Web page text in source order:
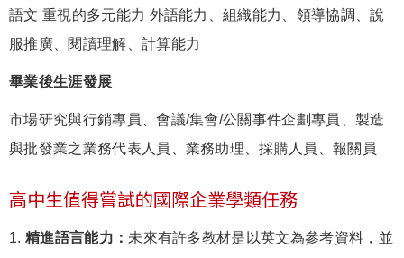
語文 重視的多元能力 外語能力、組織能力、領導協調、說
服推廣、閱讀理解、計算能力
畢業後生涯發展
市場研究與行銷專員、會議/集會/公關事件企劃專員、製造
與批發業之業務代表人員、業務助理、採購人員、報關員
高中生值得嘗試的國際企業學類任務
1. 精進語言能力： 未來有許多教材是以英文為參考資料，並